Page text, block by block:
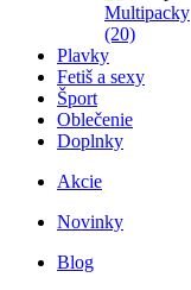
Multipacky
(20)
Plavky
Fetiš a sexy
Šport
Oblečenie
Doplnky
Akcie
Novinky
Blog